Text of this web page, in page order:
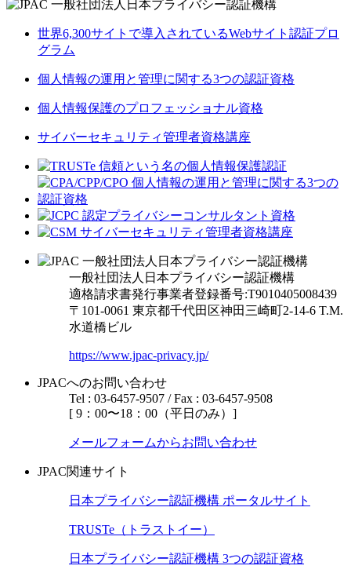
世界6,300サイトで導入されているWebサイト認証プロ
グラム
個人情報の運用と管理に関する3つの認証資格
個人情報保護のプロフェッショナル資格
サイバーセキュリティ管理者資格講座
一般社団法人日本プライバシー認証機構
適格請求書発行事業者登録番号:T9010405008439
〒101-0061 東京都千代田区神田三崎町2-14-6 T.M.
水道橋ビル
https://www.jpac-privacy.jp/
JPACへのお問い合わせ
Tel : 03-6457-9507 / Fax : 03-6457-9508
[ 9：00〜18：00（平日のみ）]
メールフォームからお問い合わせ
JPAC関連サイト
日本プライバシー認証機構 ポータルサイト
TRUSTe（トラストイー）
日本プライバシー認証機構 3つの認証資格